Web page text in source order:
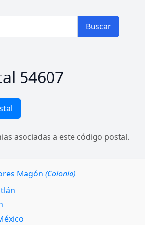
Buscar
54607
asociadas a este código postal.
Magón (Colonia)